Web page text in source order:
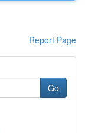
Report Page
Go